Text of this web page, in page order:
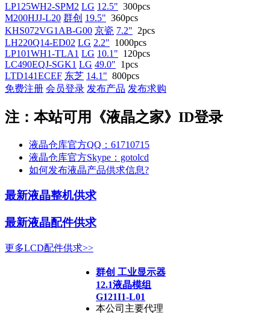
LP125WH2-SPM2 LG 12.5" 300pcs
M200HJJ-L20 群创 19.5" 360pcs
KHS072VG1AB-G00 京瓷 7.2" 2pcs
LH220Q14-ED02 LG 2.2" 1000pcs
LP101WH1-TLA1 LG 10.1" 120pcs
LC490EQJ-SGK1 LG 49.0" 1pcs
LTD141ECEF 东芝 14.1" 800pcs
免费注册 会员登录 发布产品 发布求购
注：本站可用《液晶之家》ID登录
液晶仓库官方QQ：61710715
液晶仓库官方Skype：gotolcd
如何发布液晶产品供求信息?
最新液晶整机供求
最新液晶配件供求
更多LCD配件供求>>
群创 工业显示器
12.1液晶模组
G121I1-L01
本公司主要代理